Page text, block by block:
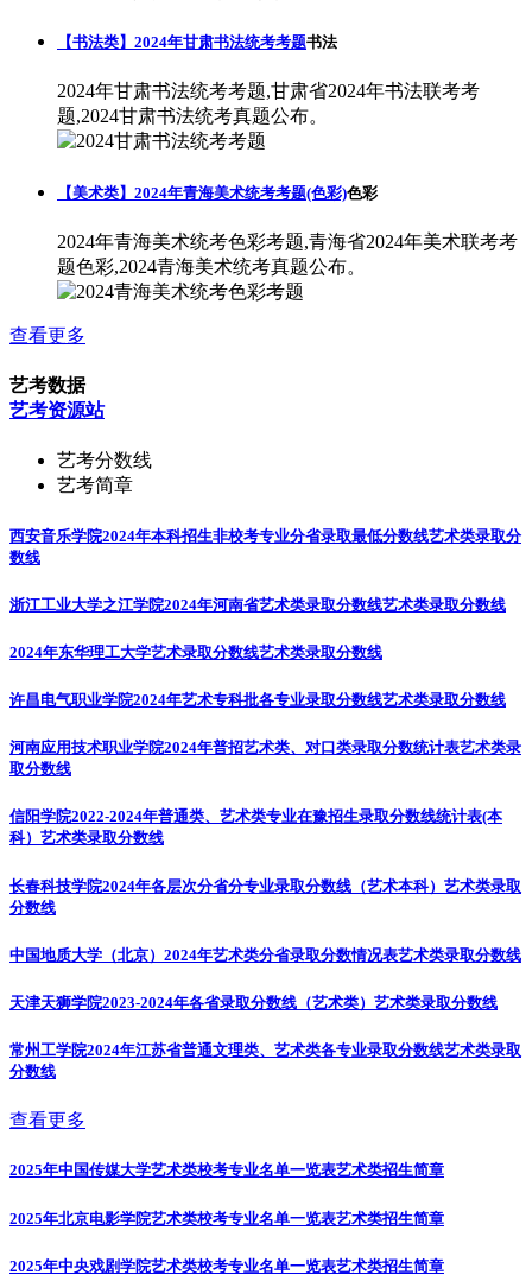
【书法类】2024年甘肃书法统考考题书法
2024年甘肃书法统考考题,甘肃省2024年书法联考考
题,2024甘肃书法统考真题公布。
【美术类】2024年青海美术统考考题(色彩)色彩
2024年青海美术统考色彩考题,青海省2024年美术联考考
题色彩,2024青海美术统考真题公布。
查看更多
艺考数据
艺考资源站
艺考分数线
艺考简章
西安音乐学院2024年本科招生非校考专业分省录取最低分数线艺术类录取分
数线
浙江工业大学之江学院2024年河南省艺术类录取分数线艺术类录取分数线
2024年东华理工大学艺术录取分数线艺术类录取分数线
许昌电气职业学院2024年艺术专科批各专业录取分数线艺术类录取分数线
河南应用技术职业学院2024年普招艺术类、对口类录取分数统计表艺术类录
取分数线
信阳学院2022-2024年普通类、艺术类专业在豫招生录取分数线统计表(本
科） 艺术类录取分数线
长春科技学院2024年各层次分省分专业录取分数线（艺术本科） 艺术类录取
分数线
中国地质大学（北京）2024年艺术类分省录取分数情况表艺术类录取分数线
天津天狮学院2023-2024年各省录取分数线（艺术类） 艺术类录取分数线
常州工学院2024年江苏省普通文理类、艺术类各专业录取分数线艺术类录取
分数线
查看更多
2025年中国传媒大学艺术类校考专业名单一览表艺术类招生简章
2025年北京电影学院艺术类校考专业名单一览表艺术类招生简章
2025年中央戏剧学院艺术类校考专业名单一览表艺术类招生简章